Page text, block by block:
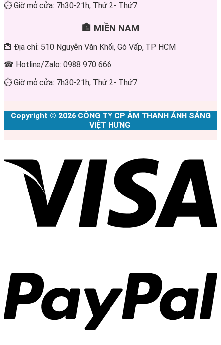
⏱ Giờ mở cửa: 7h30-21h, Thứ 2- Thứ7
🏣 MIỀN NAM
🏤 Địa chỉ: 510 Nguyễn Văn Khối, Gò Vấp, TP HCM
☎ Hotline/Zalo: 0988 970 666
⏱ Giờ mở cửa: 7h30-21h, Thứ 2- Thứ7
Copyright © 2026 CÔNG TY CP ÂM THANH ÁNH SÁNG
VIỆT HƯNG